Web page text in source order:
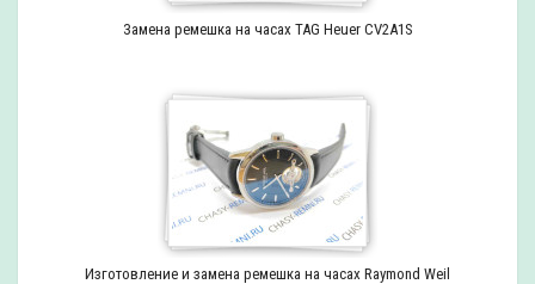
Замена ремешка на часах TAG Heuer CV2A1S
Изготовление и замена ремешка на часах Raymond Weil